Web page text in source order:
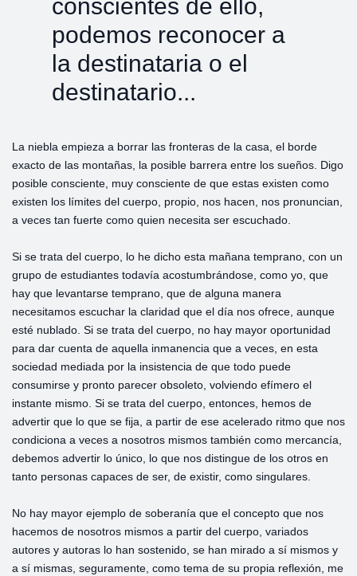
conscientes de ello,
podemos reconocer a
la destinataria o el
destinatario...
La niebla empieza a borrar las fronteras de la casa, el borde
exacto de las montañas, la posible barrera entre los sueños. Digo
posible consciente, muy consciente de que estas existen como
existen los límites del cuerpo, propio, nos hacen, nos pronuncian,
a veces tan fuerte como quien necesita ser escuchado.
Si se trata del cuerpo, lo he dicho esta mañana temprano, con un
grupo de estudiantes todavía acostumbrándose, como yo, que
hay que levantarse temprano, que de alguna manera
necesitamos escuchar la claridad que el día nos ofrece, aunque
esté nublado. Si se trata del cuerpo, no hay mayor oportunidad
para dar cuenta de aquella inmanencia que a veces, en esta
sociedad mediada por la insistencia de que todo puede
consumirse y pronto parecer obsoleto, volviendo efímero el
instante mismo. Si se trata del cuerpo, entonces, hemos de
advertir que lo que se fija, a partir de ese acelerado ritmo que nos
condiciona a veces a nosotros mismos también como mercancía,
debemos advertir lo único, lo que nos distingue de los otros en
tanto personas capaces de ser, de existir, como singulares.
No hay mayor ejemplo de soberanía que el concepto que nos
hacemos de nosotros mismos a partir del cuerpo, variados
autores y autoras lo han sostenido, se han mirado a sí mismos y
a sí mismas, seguramente, como tema de su propia reflexión, me